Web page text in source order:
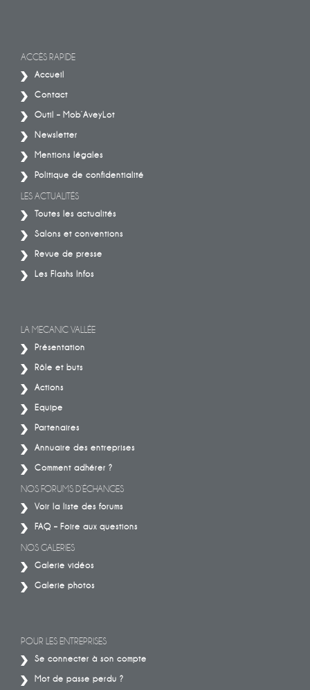
ACCÈS RAPIDE
Accueil
Contact
Outil – Mob’AveyLot
Newsletter
Mentions légales
Politique de confidentialité
LES ACTUALITÉS
Toutes les actualités
Salons et conventions
Revue de presse
Les Flashs Infos
LA MECANIC VALLÉE
Présentation
Rôle et buts
Actions
Equipe
Partenaires
Annuaire des entreprises
Comment adhérer ?
NOS FORUMS D’ÉCHANGES
Voir la liste des forums
FAQ – Foire aux questions
NOS GALERIES
Galerie vidéos
Galerie photos
POUR LES ENTREPRISES
Se connecter à son compte
Mot de passe perdu ?